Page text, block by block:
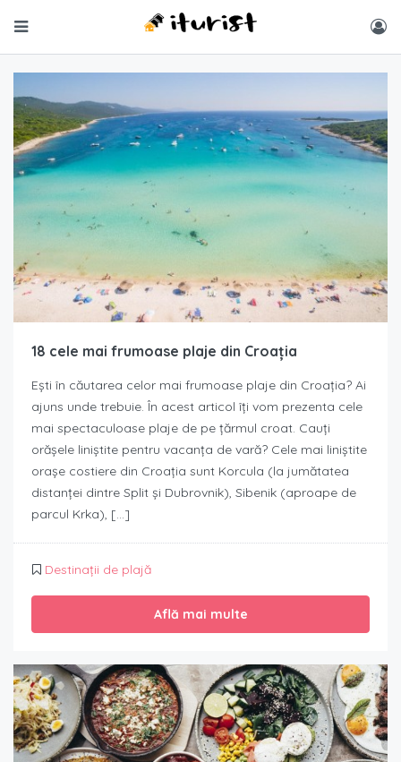
18 cele mai frumoase plaje din Croația
Ești în căutarea celor mai frumoase plaje din Croația? Ai
ajuns unde trebuie. În acest articol îți vom prezenta cele
mai spectaculoase plaje de pe țărmul croat. Cauți
orășele liniștite pentru vacanța de vară? Cele mai liniștite
orașe costiere din Croația sunt Korcula (la jumătatea
distanței dintre Split și Dubrovnik), Sibenik (aproape de
parcul Krka), […]
Destinații de plajă
Află mai multe